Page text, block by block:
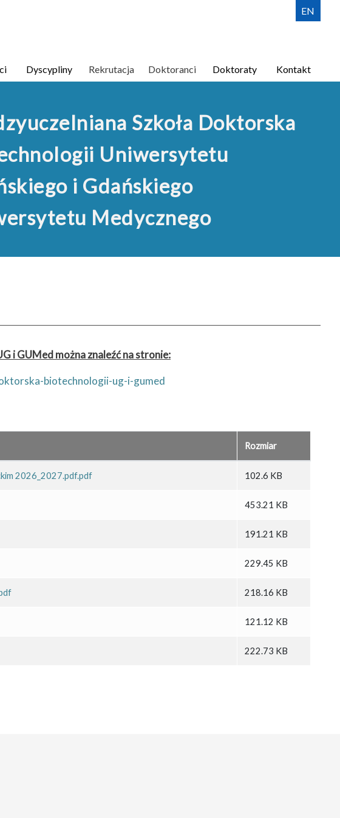
EN
Dyscypliny Rekrutacja Doktoranci Doktoraty Kontakt
Szkoła Doktorska
Uniwersytetu
i Gdańskiego
Medycznego
i GUMed można znaleźć na stronie:
biotechnologii-ug-i-gumed
Rozmiar
2026_2027.pdf.pdf 102.6 KB
453.21 KB
191.21 KB
229.45 KB
218.16 KB
121.12 KB
222.73 KB